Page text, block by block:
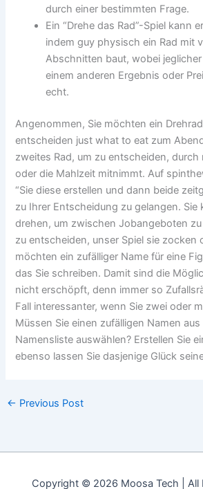
durch einer bestimmten Frage.
Ein “Drehe das Rad”-Spiel kann
indem guy physisch ein Rad mit
Abschnitten baut, wobei
einem anderen Ergebnis oder
echt.
Angenommen, Sie möchten ein
entscheiden just what to eat zum
zweites Rad, um zu entscheiden,
oder die Mahlzeit mitnimmt. Auf
“Sie diese erstellen und dann beide
zu Ihrer Entscheidung zu gelangen. Sie
drehen, um zwischen Jobangeboten
zu entscheiden, unser Spiel sie zocken
möchten ein zufälliger Name für eine
das Sie schreiben. Damit sind die
nicht erschöpft, denn immer so
Fall interessanter, wenn Sie zwei oder
Müssen Sie einen zufälligen Namen
Namensliste auswählen? Erstellen Sie
ebenso lassen Sie dasjenige Glück
← Previous Post
Copyright © 2026 Moosa Tech | All